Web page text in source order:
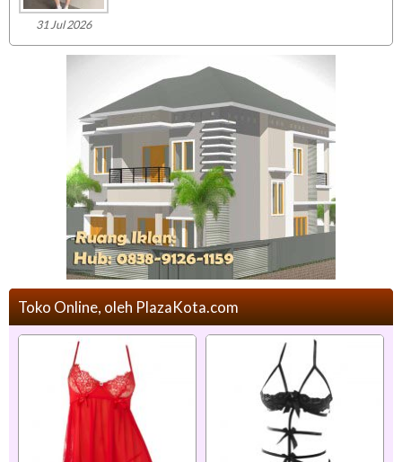
31 Jul 2026
Toko Online, oleh PlazaKota.com